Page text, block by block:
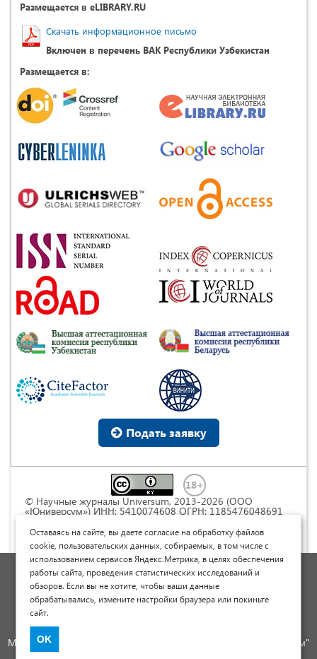
Размещается в eLIBRARY.RU
Скачать информационное письмо
Включен в перечень ВАК Республики Узбекистан
Размещается в:
Подать заявку
© Научные журналы Universum, 2013-2026 (ООО
«Юниверсум») ИНН: 5410074608 ОГРН: 1185476048691
Commons « Attribution» («Атрибуция») 4.0
Непортированная
Политика обработки персональных данных
Договор оферты
Опубликовать научную статью
Международный научно-исследовательский журнал "Юниверсум"
Оставаясь на сайте, вы даете согласие на обработку файлов
cookie, пользовательских данных, собираемых, в том числе с
использованием сервисов Яндекс.Метрика, в целях обеспечения
работы сайта, проведения статистических исследований и
обзоров. Если вы не хотите, чтобы ваши данные
обрабатывались, измените настройки браузера или покиньте
сайт.
OK